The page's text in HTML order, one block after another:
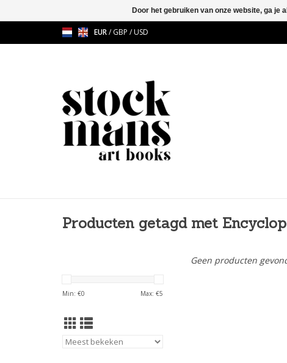
EUR/GBP /USD
Producten getagd met
Min: €0 Max: €5
Geen producten
Door het gebruiken van onze website, ga